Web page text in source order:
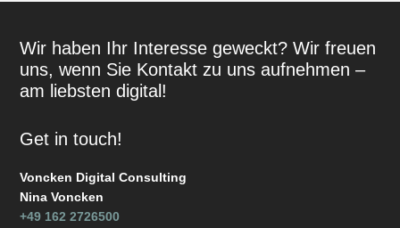
Footer
Wir haben Ihr Interesse geweckt? Wir freuen
uns, wenn Sie Kontakt zu uns aufnehmen –
am liebsten digital!
Get in touch!
Voncken Digital Consulting
Nina Voncken
+49 162 2726500